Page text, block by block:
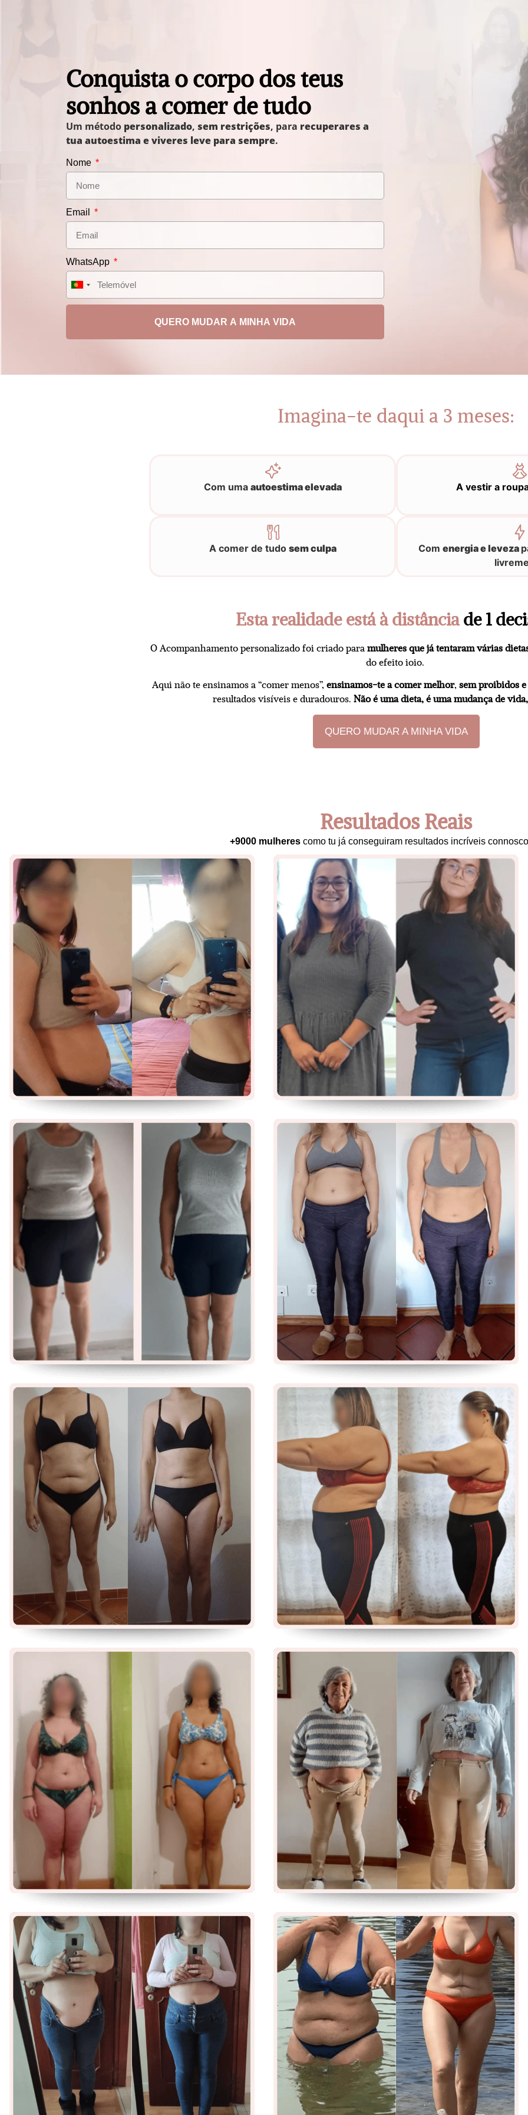
Conquista o corpo dos teus
sonhos a comer de tudo
Um método personalizado, sem restrições, para recuperares a
tua autoestima e viveres leve para sempre.
Nome
Email
WhatsApp
Portugal
+351
QUERO MUDAR A MINHA VIDA
Imagina-te daqui a 3 meses:
Com uma autoestima elevada A vestir a
A comer de tudo sem culpa Com energia e leveza
Esta realidade está à distânciade 1
O Acompanhamento personalizado foi criado para mulheres que já tentaram várias
do efeito ioio.
Aqui não te ensinamos a “comer menos”, ensinamos-te a comer melhor, sem proibidos
resultados visíveis e duradouros. Não é uma dieta, é uma mudança de
QUERO MUDAR A MINHA VIDA
Resultados Reais
+9000 mulherescomo tu já conseguiram resultados incríveis